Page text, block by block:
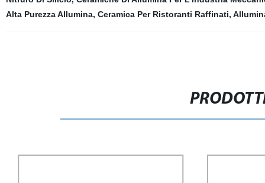
Alta Purezza Allumina, Ceramica Per Ristoranti Raffinati,